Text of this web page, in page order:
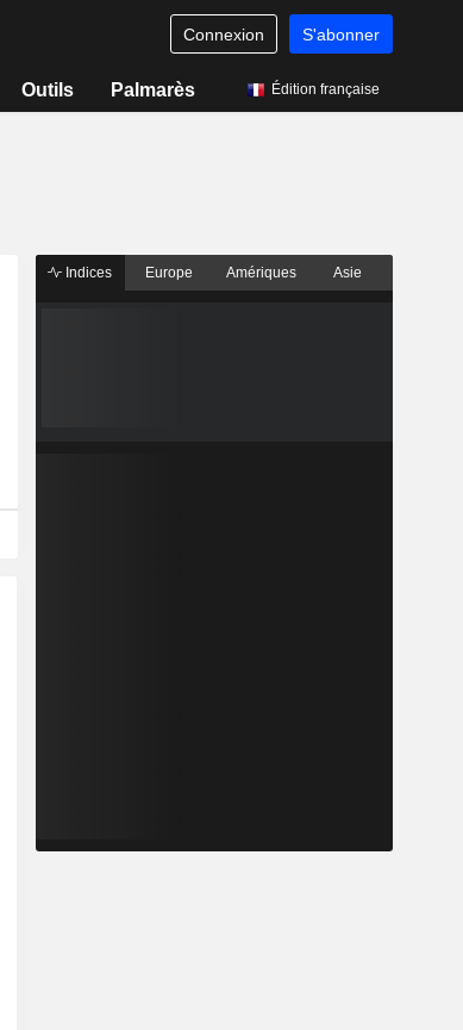
Connexion S'abonner
Outils Palmarès Édition française
Indices Europe Amériques Asie